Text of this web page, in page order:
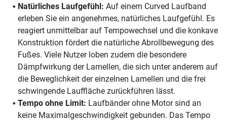
Natürliches Laufgefühl: Auf einem Curved Laufband
erleben Sie ein angenehmes, natürliches Laufgefühl. Es
reagiert unmittelbar auf Tempowechsel und die konkave
Konstruktion fördert die natürliche Abrollbewegung des
Fußes. Viele Nutzer loben zudem die besondere
Dämpfwirkung der Lamellen, die sich unter anderem auf
die Beweglichkeit der einzelnen Lamellen und die frei
schwingende Lauffläche zurückführen lässt.
Tempo ohne Limit: Laufbänder ohne Motor sind an
keine Maximalgeschwindigkeit gebunden. Das Tempo